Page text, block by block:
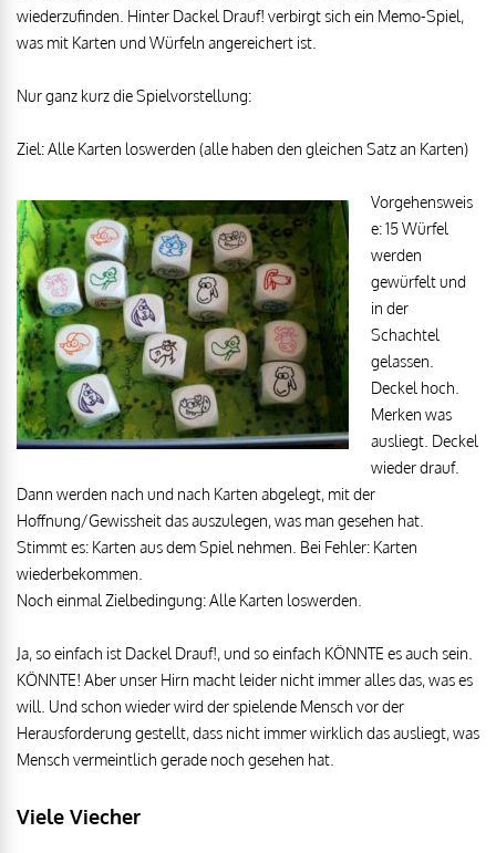
wiederzufinden. Hinter Dackel Drauf! verbirgt sich ein Memo-Spiel,
was mit Karten und Würfeln angereichert ist.
Nur ganz kurz die Spielvorstellung:
Ziel: Alle Karten loswerden (alle haben den gleichen Satz an Karten)
Vorgehensweis
e: 15 Würfel
werden
gewürfelt und
in der
Schachtel
gelassen.
Deckel hoch.
Merken was
ausliegt. Deckel
wieder drauf.
Dann werden nach und nach Karten abgelegt, mit der
Hoffnung/Gewissheit das auszulegen, was man gesehen hat.
Stimmt es: Karten aus dem Spiel nehmen. Bei Fehler: Karten
wiederbekommen.
Noch einmal Zielbedingung: Alle Karten loswerden.
Ja, so einfach ist Dackel Drauf!, und so einfach KÖNNTE es auch sein.
KÖNNTE! Aber unser Hirn macht leider nicht immer alles das, was es
will. Und schon wieder wird der spielende Mensch vor der
Herausforderung gestellt, dass nicht immer wirklich das ausliegt, was
Mensch vermeintlich gerade noch gesehen hat.
Viele Viecher